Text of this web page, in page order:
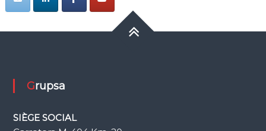
Grupsa
SIÈGE SOCIAL